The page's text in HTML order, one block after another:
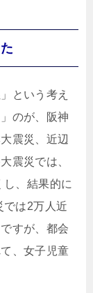
という考え
のが、阪神
震災、近辺
震災では、
、結果的に
では2万人近
すが、都会
、女子児童